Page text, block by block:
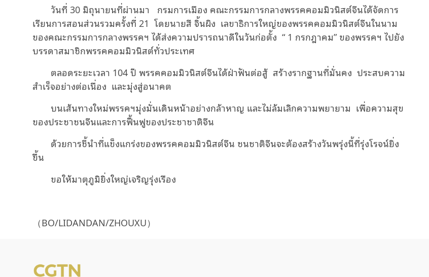
วันที่ 30 มิถุนายนที่ผ่านมา กรมการเมือง คณะกรรมการกลางพรรคคอมมิวนิสต์จีนได้จัดการ
เรียนการสอนส่วนรวมครั้งที่ 21 โดยนายสี จิ้นผิง เลขาธิการใหญ่ของพรรคคอมมิวนิสต์จีนในนาม
ของคณะกรรมการกลางพรรคฯ ได้ส่งความปรารถนาดีในวันก่อตั้ง “ 1 กรกฎาคม” ของพรรคฯ ไปยัง
บรรดาสมาชิกพรรคคอมมิวนิสต์ทั่วประเทศ
ตลอดระยะเวลา 104 ปี พรรคคอมมิวนิสต์จีนได้ฝ่าฟันต่อสู้ สร้างรากฐานที่มั่นคง ประสบความ
สำเร็จอย่างต่อเนื่อง และมุ่งสู่อนาคต
บนเส้นทางใหม่พรรคฯมุ่งมั่นเดินหน้าอย่างกล้าหาญ และไม่ล้มเลิกความพยายาม เพื่อความสุข
ของประชาชนจีนและการฟื้นฟูของประชาชาติจีน
ด้วยการชี้นำที่แข็งแกร่งของพรรคคอมมิวนิสต์จีน ชนชาติจีนจะต้องสร้างวันพรุ่งนี้ที่รุ่งโรจน์ยิ่ง
ขึ้น
ขอให้มาตุภูมิยิ่งใหญ่เจริญรุ่งเรือง
（BO/LIDANDAN/ZHOUXU）